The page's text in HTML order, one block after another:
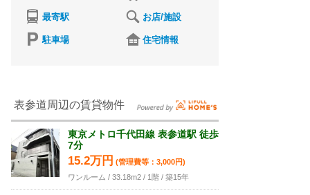
最寄駅 お店/施設
駐車場 住宅情報
表参道周辺の賃貸物件
東京メトロ千代田線 表参道駅 徒歩
7分
15.2万円 (管理費等：3,000円)
ワンルーム / 33.18m2 / 1階 / 築15年